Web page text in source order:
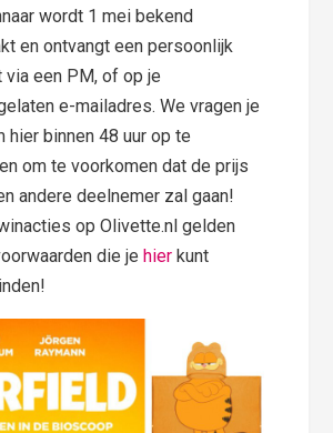
wordt 1 mei bekend
en ontvangt een persoonlijk
via een PM, of op je
e-mailadres. We vragen je
hier binnen 48 uur op te
om te voorkomen dat de prijs
andere deelnemer zal gaan!
op Olivette.nl gelden
die jehier kunt